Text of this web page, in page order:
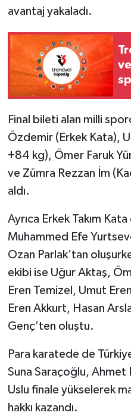
avantaj yakaladı.
Final bileti alan milli
Özdemir (Erkek Kata),
+84 kg), Ömer Faruk
ve Zümra Rezzan İm
aldı.
Ayrıca Erkek Takım
Muhammed Efe
Ozan Parlak’tan
ekibi ise Uğur Aktaş,
Eren Temizel, Umut
Eren Akkurt, Hasan
Genç’ten oluştu.
Para karatede de
Suna Saraçoğlu, Ahmet
Uslu finale yükselerek
hakkı kazandı.
Spor
Vasıta
Yaşam